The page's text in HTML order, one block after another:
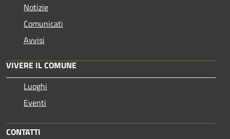
Notizie
Comunicati
Avvisi
VIVERE IL COMUNE
Luoghi
Eventi
CONTATTI